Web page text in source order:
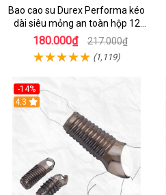
Bao cao su Durex Performa kéo
dài siêu mỏng an toàn hộp 12
cái
180.000₫ 217.000₫
(1,119)
-14%
4.3